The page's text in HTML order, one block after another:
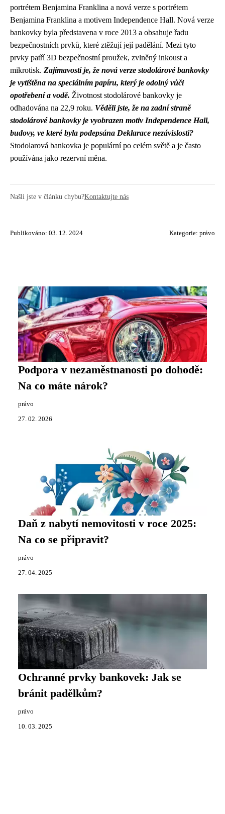
portrétem Benjamina Franklina a nová verze s portrétem
Benjamina Franklina a motivem Independence Hall. Nová verze
bankovky byla představena v roce 2013 a obsahuje řadu
bezpečnostních prvků, které ztěžují její padělání. Mezi tyto
prvky patří 3D bezpečnostní proužek, zvlněný inkoust a
mikrotisk. Zajímavostí je, že nová verze stodolárové bankovky
je vytištěna na speciálním papíru, který je odolný vůči
opotřebení a vodě. Životnost stodolárové bankovky je
odhadována na 22,9 roku. Věděli jste, že na zadní straně
stodolárové bankovky je vyobrazen motiv Independence Hall,
budovy, ve které byla podepsána Deklarace nezávislosti?
Stodolarová bankovka je populární po celém světě a je často
používána jako rezervní měna.
Našli jste v článku chybu?Kontaktujte nás
Publikováno: 03. 12. 2024 Kategorie: právo
Podpora v nezaměstnanosti po dohodě:
Na co máte nárok?
právo
27. 02. 2026
Daň z nabytí nemovitosti v roce 2025:
Na co se připravit?
právo
27. 04. 2025
Ochranné prvky bankovek: Jak se
bránit padělkům?
právo
10. 03. 2025